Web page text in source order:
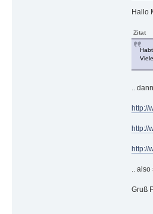
Hallo
Zitat
..
http://
http://
http://
..
Gruß